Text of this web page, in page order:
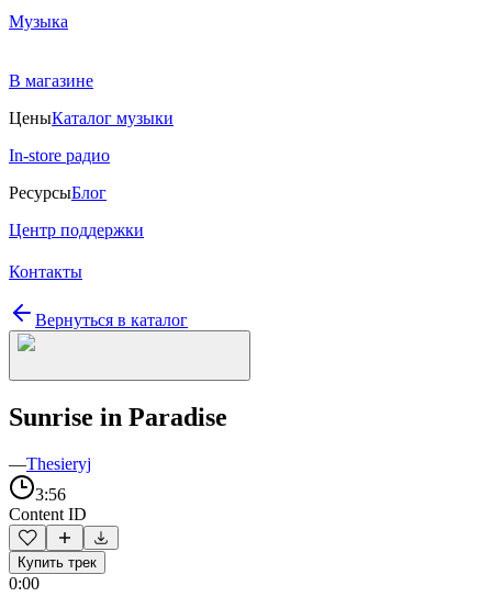
Музыка
В магазине
ЦеныКаталог музыки
In-store радио
РесурсыБлог
Центр поддержки
Контакты
Вернуться в каталог
Sunrise in Paradise
—Thesieryj
3:56
Content ID
Купить трек
0:00